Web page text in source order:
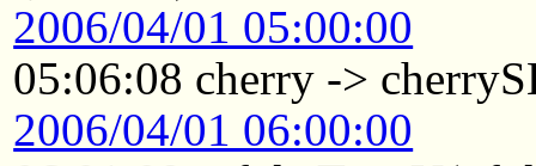
2006/04/01 05:00:00
05:06:08 cherry ->
2006/04/01 06:00:00